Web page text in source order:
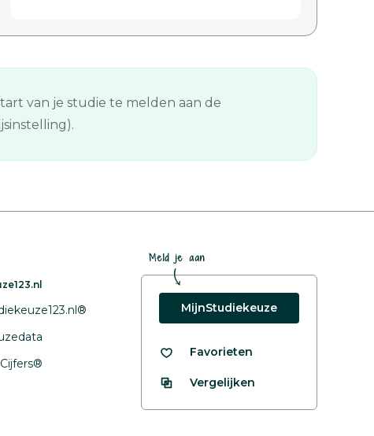
van je studie te melden aan de
Meld je aan
MijnStudiekeuze
Favorieten
Vergelijken